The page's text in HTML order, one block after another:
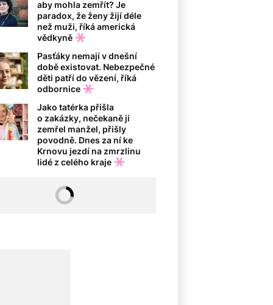
aby mohla zemřít? Je
paradox, že ženy žijí déle
než muži, říká americká
vědkyně
Pasťáky nemají v dnešní
době existovat. Nebezpečné
děti patří do vězení, říká
odbornice
Jako tatérka přišla
o zakázky, nečekaně jí
zemřel manžel, přišly
povodně. Dnes za ní ke
Krnovu jezdí na zmrzlinu
lidé z celého kraje